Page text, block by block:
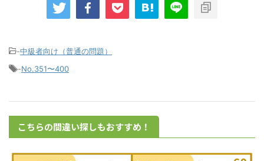
-中級者向け（普通の問題）
-No.351〜400
こちらの間違い探しもおすすめ！